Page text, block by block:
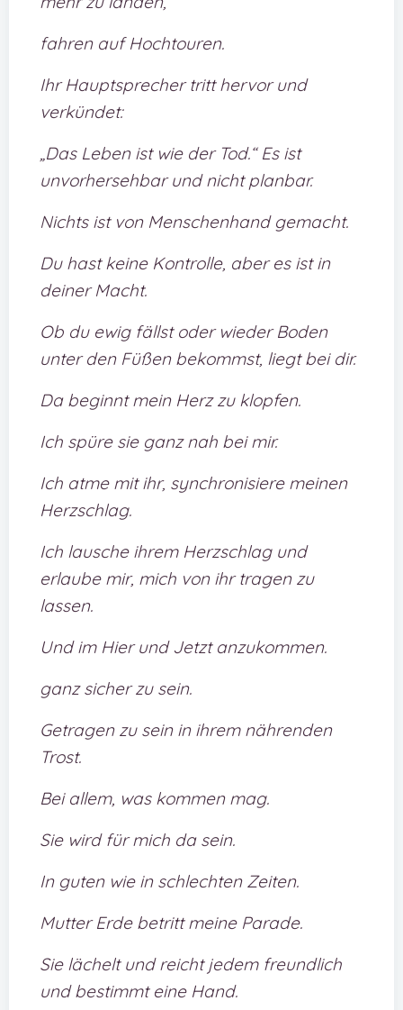
fahren auf Hochtouren.
Ihr Hauptsprecher tritt hervor und
verkündet:
„Das Leben ist wie der Tod.“ Es ist
unvorhersehbar und nicht planbar.
Nichts ist von Menschenhand gemacht.
Du hast keine Kontrolle, aber es ist in
deiner Macht.
Ob du ewig fällst oder wieder Boden
unter den Füßen bekommst, liegt bei dir.
Da beginnt mein Herz zu klopfen.
Ich spüre sie ganz nah bei mir.
Ich atme mit ihr, synchronisiere meinen
Herzschlag.
Ich lausche ihrem Herzschlag und
erlaube mir, mich von ihr tragen zu
lassen.
Und im Hier und Jetzt anzukommen.
ganz sicher zu sein.
Getragen zu sein in ihrem nährenden
Trost.
Bei allem, was kommen mag.
Sie wird für mich da sein.
In guten wie in schlechten Zeiten.
Mutter Erde betritt meine Parade.
Sie lächelt und reicht jedem freundlich
und bestimmt eine Hand.